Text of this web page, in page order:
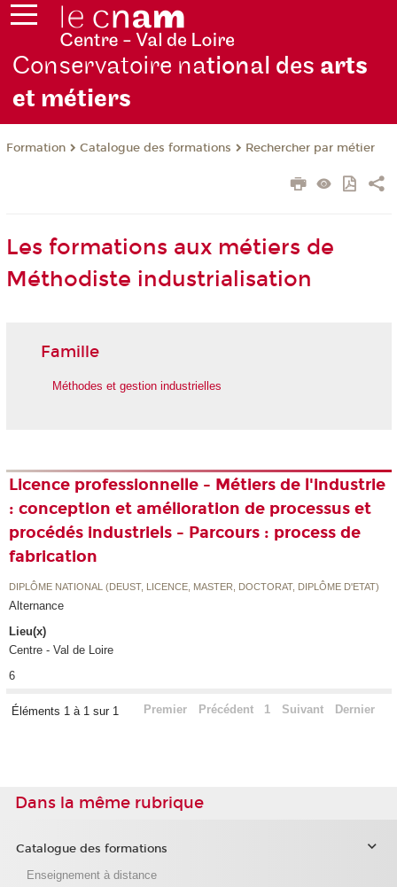
Conservatoire national des arts
et métiers
Formation Catalogue des formations Rechercher par métier
Les formations aux métiers de
Méthodiste industrialisation
Famille
Méthodes et gestion industrielles
Licence professionnelle - Métiers de l'industrie
: conception et amélioration de processus et
procédés industriels - Parcours : process de
fabrication
DIPLÔME NATIONAL (DEUST, LICENCE, MASTER, DOCTORAT, DIPLÔME D'ETAT)
Alternance
Lieu(x)
Centre - Val de Loire
6
Éléments 1 à 1 sur 1 Premier Précédent 1 Suivant Dernier
Dans la même rubrique
Catalogue des formations
Enseignement à distance